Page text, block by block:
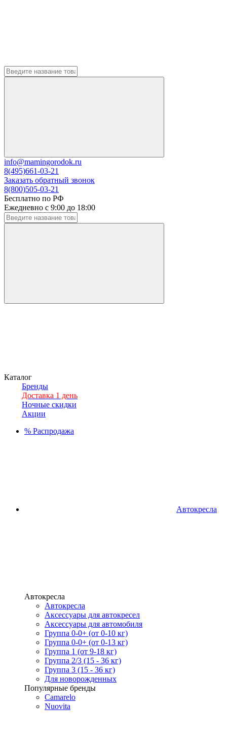
info@mamingorodok.ru
8(495)661-03-21
Заказать обратный звонок
8(800)505-03-21
Бесплатно по РФ
Ежедневно с 9:00 до 18:00
Каталог
Бренды
Доставка 1 день
Ночные скидки
Акции
% Распродажа
Автокресла
Автокресла
Автокресла
Аксессуары для автокресел
Аксессуары для автомобиля
Группа 0-0+ (от 0-10 кг)
Группа 0-0+ (от 0-13 кг)
Группа 1 (от 9-18 кг)
Группа 2/3 (15 - 36 кг)
Группа 3 (15 - 36 кг)
Для новорожденных
Популярные бренды
Camarelo
Nuovita